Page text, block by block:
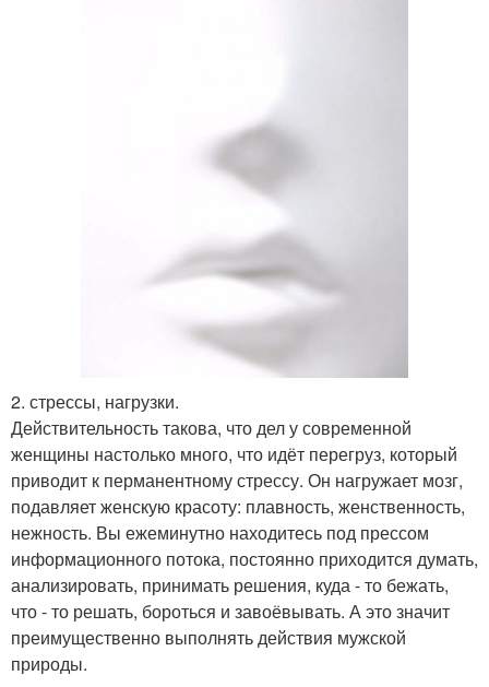
2. стрессы, нагрузки.
Действительность такова, что дел у современной
женщины настолько много, что идёт перегруз, который
приводит к перманентному стрессу. Он нагружает мозг,
подавляет женскую красоту: плавность, женственность,
нежность. Вы ежеминутно находитесь под прессом
информационного потока, постоянно приходится думать,
анализировать, принимать решения, куда - то бежать,
что - то решать, бороться и завоёвывать. А это значит
преимущественно выполнять действия мужской
природы.